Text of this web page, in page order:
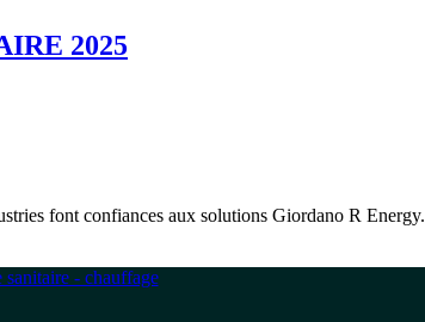
2025
font confiances aux solutions Giordano R Energy.